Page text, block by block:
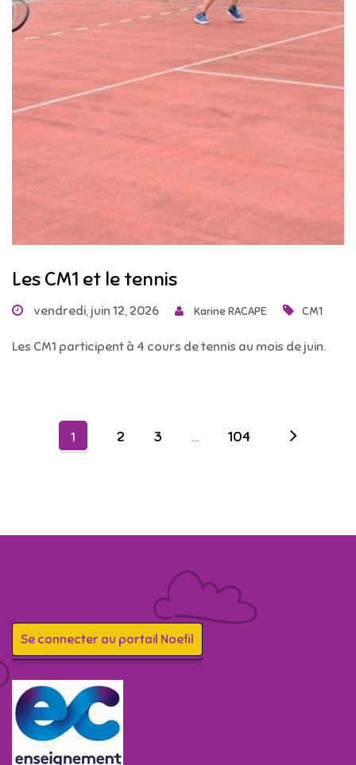
Les CM1 et le tennis
vendredi, juin 12, 2026 Karine RACAPE CM1
Les CM1 participent à 4 cours de tennis au mois de juin.
1 2 3 … 104
Se connecter au portail Noefil